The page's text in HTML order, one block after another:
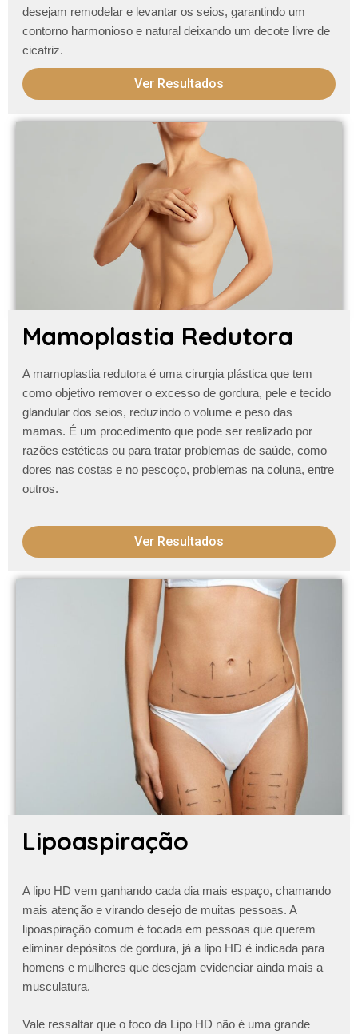
desejam remodelar e levantar os seios, garantindo um
contorno harmonioso e naturaldeixando um decote livre de
cicatriz.
Ver Resultados
Mamoplastia Redutora
A mamoplastia redutoraé uma cirurgia plástica que tem
como objetivo remover o excesso de gordura, pele e tecido
glandular dos seios, reduzindo o volume e peso das
mamas. É um procedimento que pode ser realizado por
razões estéticas ou para tratar problemas de saúde, como
dores nas costas e no pescoço, problemas na coluna, entre
outros.
Ver Resultados
Lipoaspiração
A lipo HD vem ganhando cada dia mais espaço, chamando
mais atenção e virando desejo de muitas pessoas. A
lipoaspiração comum é focada em pessoas que querem
eliminar depósitos de gordura, já a lipo HD é indicada para
homens e mulheres que desejam evidenciar ainda mais a
musculatura.
Vale ressaltar que o foco da Lipo HD não é uma grande